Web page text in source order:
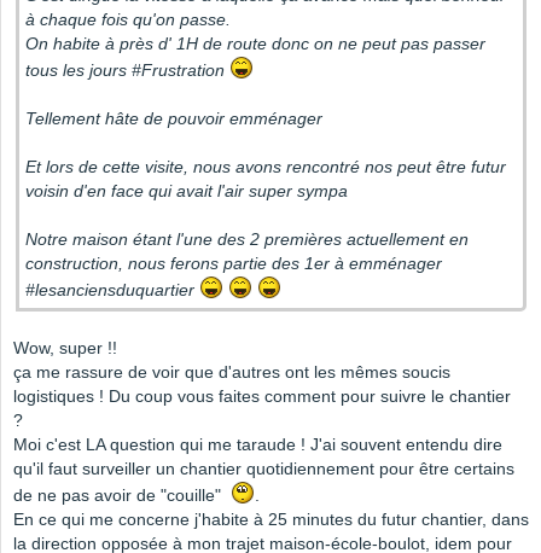
à chaque fois qu'on passe.
On habite à près d' 1H de route donc on ne peut pas passer
tous les jours #Frustration
Tellement hâte de pouvoir emménager
Et lors de cette visite, nous avons rencontré nos peut être futur
voisin d'en face qui avait l'air super sympa
Notre maison étant l'une des 2 premières actuellement en
construction, nous ferons partie des 1er à emménager
#lesanciensduquartier
Wow, super !!
ça me rassure de voir que d'autres ont les mêmes soucis
logistiques ! Du coup vous faites comment pour suivre le chantier
?
Moi c'est LA question qui me taraude ! J'ai souvent entendu dire
qu'il faut surveiller un chantier quotidiennement pour être certains
de ne pas avoir de "couille"
En ce qui me concerne j'habite à 25 minutes du futur chantier, dans
la direction opposée à mon trajet maison-école-boulot, idem pour